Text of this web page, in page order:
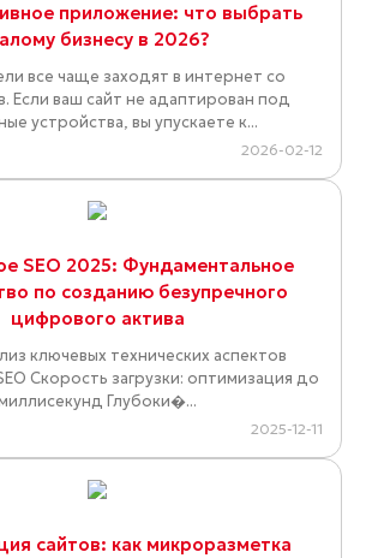
приложение: что выбрать
бизнесу в 2026?
все чаще заходят в интернет со
Если ваш сайт не адаптирован под
устройства, вы упускаете к...
2026-02-12
SEO 2025: Фундаментальное
по созданию безупречного
цифрового актива
ключевых технических аспектов
Скорость загрузки: оптимизация до
Глубоки�...
2025-12-11
сайтов: как микроразметка